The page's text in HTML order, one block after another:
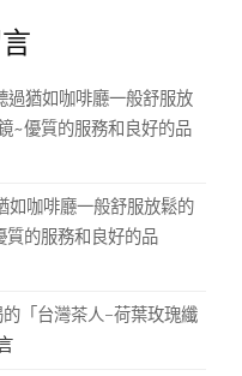
過猶如咖啡廳一般舒服放
~優質的服務和良好的品
如咖啡廳一般舒服放鬆的
的服務和良好的品
的「台灣茶人-荷葉玫瑰纖